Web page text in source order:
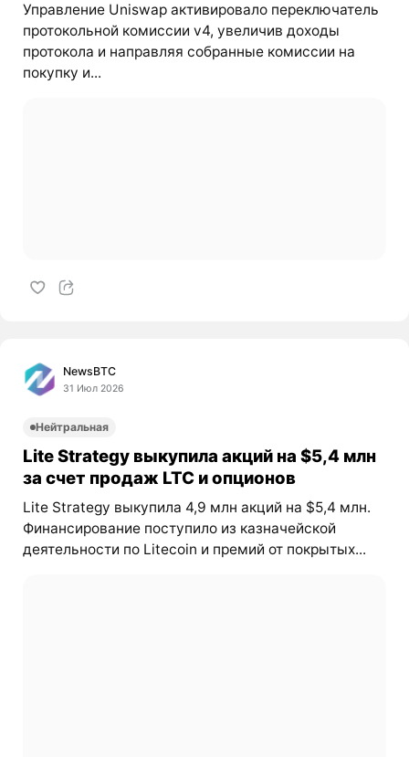
Управление Uniswap активировало переключатель
протокольной комиссии v4, увеличив доходы
протокола и направляя собранные комиссии на
покупку и...
NewsBTC
31 Июл 2026
Нейтральная
Lite Strategy выкупила акций на $5,4 млн
за счет продаж LTC и опционов
Lite Strategy выкупила 4,9 млн акций на $5,4 млн.
Финансирование поступило из казначейской
деятельности по Litecoin и премий от покрытых...